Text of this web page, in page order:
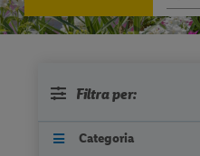
Filtra per:
Categoria